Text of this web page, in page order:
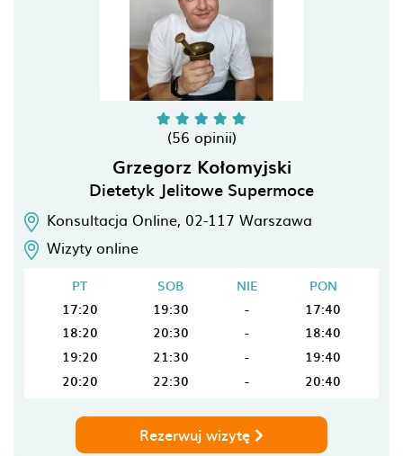
(56 opinii)
Grzegorz Kołomyjski
Dietetyk Jelitowe Supermoce
Konsultacja Online, 02-117 Warszawa
Wizyty online
PT SOB NIE
PON
17:20
19:30 -
17:40
18:20
20:30 -
18:40
19:20
21:30 -
19:40
20:20
22:30 - 20:40
Rezerwuj wizytę